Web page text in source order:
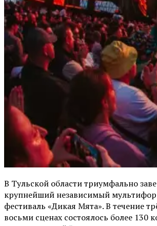
В Тульской области триумфально
крупнейший независимый
фестиваль «Дикая Мята». В течение
восьми сценах состоялось более 130